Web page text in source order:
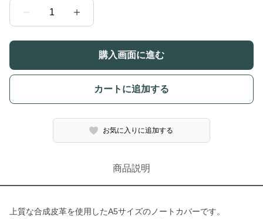
1
購入画面に進む
カートに追加する
お気に入りに追加する
商品説明
上質な合成皮革を使用したA5サイズのノートカバーです。